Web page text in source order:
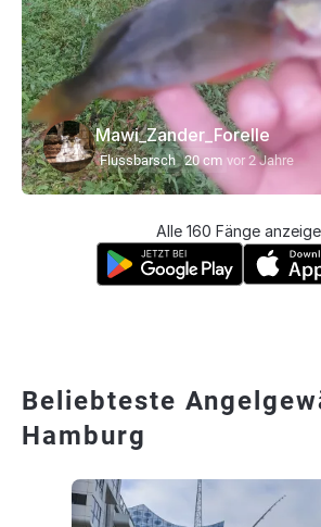
Mawi_Zander_Forelle
Flussbarsch 20 cm vor 2 Jahre
Alle 160 Fänge
Beliebteste
Hamburg